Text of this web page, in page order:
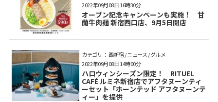
オープン記念キャンペーンも実施！ 甘
蘭牛肉麺 新宿西口店、9月5日開店
2022年09月08日 16時30分
カテゴリ： 西新宿 / ニュース / グルメ
ハロウィンシーズン限定！ RITUEL
CAFÉ ルミネ新宿店でアフタヌーンティ
ーセット「ホーンテッド アフタヌーンテ
ィー」を提供
2022年09月08日 14時00分